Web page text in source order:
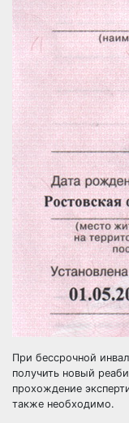
При бессрочной
получить новый
прохождение
также необходимо.